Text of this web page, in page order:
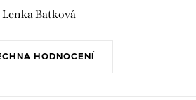
HODNOCENÍ
Lenka Batková